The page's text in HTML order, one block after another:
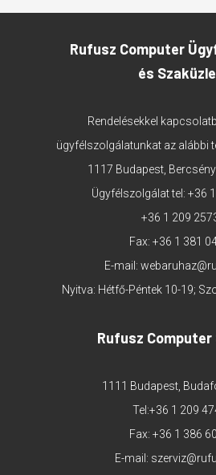
Rufusz Computer
és
Rendelésekkel
ügyfélszolgálatunkat az alábbi
1117 Budapest,
Ügyfélszolgálat tel: +36
+36 1 209
Fax: +36 1 381
E-mail:
Nyitva: Hétfő-Péntek 10-19;
Rufusz Computer
1111 Budapest,
Tel:+36 1 209
Fax: +36 1 386
E-mail: